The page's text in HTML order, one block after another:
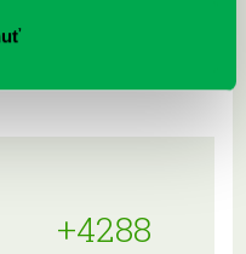
kuchyňou a etiketou
+4288